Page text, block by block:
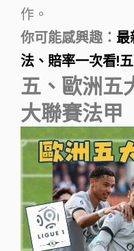
作。
你可能感興趣： 最
法、賠率一次看!
五、歐洲五
大聯賽法甲